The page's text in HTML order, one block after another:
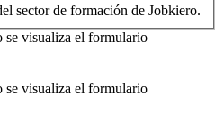
sector de formación de Jobkiero.
se visualiza el formulario
se visualiza el formulario